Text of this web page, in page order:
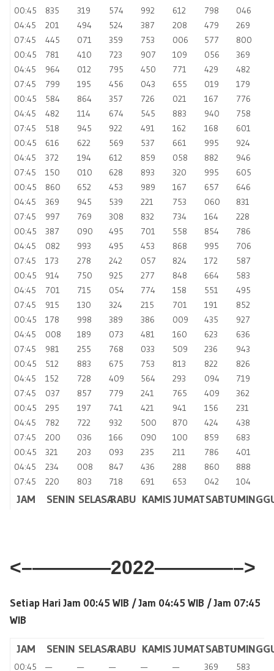
00:45
835 319 574 992 612 798
046
04:45
201 494 524 387 208 479
269
07:45
445 071 359 753 006 577
800
00:45
781 410 723 907 109 056
369
04:45
964 012 795 450 771 429
482
07:45
799 195 456 043 655 019
179
00:45
584 864 357 726 021 167
776
04:45
482 114 674 545 883 940
758
07:45
518 945 922 491 162 168
601
00:45
616 622 569 537 661 995
924
04:45
372 194 612 859 058 882
946
07:45
150 010 628 893 320 995
605
00:45
860 652 453 989 167 657
646
04:45
369 945 539 221 753 060
831
07:45
997 769 308 832 734 164
228
00:45
387 090 495 701 558 854
786
04:45
082 993 495 453 868 995
706
07:45
173 278 242 057 824 172
587
00:45
914 750 925 277 848 664
583
04:45
701 715 054 774 158 551
495
07:45
915 130 324 215 701 191
852
00:45
178 998 389 386 009 435
927
04:45
008 189 073 481 160 623
636
07:45
981 255 768 033 509 236
943
00:45
512 883 675 753 813 822
826
04:45
152 728 409 564 293 094
719
07:45
037 857 779 241 765 409
362
00:45
295 197 741 421 941 156
231
04:45
782 722 932 500 870 424
438
07:45
200 036 166 090 100 859
683
00:45
321 203 093 235 211 786
401
04:45
234 008 847 436 288 860
888
07:45
220 803 718 691 653 042 104
JAM SENIN SELASARABU KAMISJUMATSABTU
<–————2022————–>
Setiap Hari Jam 00:45 WIB /Jam 04:45 WIB / Jam 07:45
WIB
JAM SENIN SELASARABU KAMISJUMATSABTU
00:45 — — — — — 369
583